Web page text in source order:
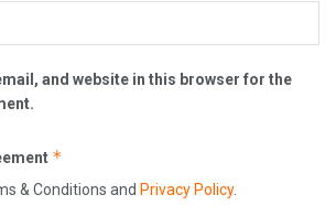
and website in this browser for the
*
& Conditions and Privacy Policy.